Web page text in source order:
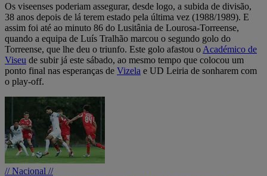
Os viseenses poderiam assegurar, desde logo, a subida de divisão,
38 anos depois de lá terem estado pela última vez (1988/1989). E
assim foi até ao minuto 86 do Lusitânia de Lourosa-Torreense,
quando a equipa de Luís Tralhão marcou o segundo golo do
Torreense, que lhe deu o triunfo. Este golo afastou o Académico de
Viseu de subir já este sábado, ao mesmo tempo que colocou um
ponto final nas esperanças de Vizela e UD Leiria de sonharem com
o play-off.
// Nacional //